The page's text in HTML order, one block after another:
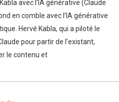
avec l’IA générative (Claude
en comble avec l’IA générative
Hervé Kabla, qui a piloté le
pour partir de l’existant,
le contenu et